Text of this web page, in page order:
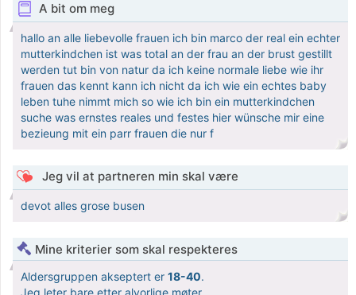
A bit om meg
hallo an alle liebevolle frauen ich bin marco der real ein echter
mutterkindchen ist was total an der frau an der brust gestillt
werden tut bin von natur da ich keine normale liebe wie ihr
frauen das kennt kann ich nicht da ich wie ein echtes baby
leben tuhe nimmt mich so wie ich bin ein mutterkindchen
suche was ernstes reales und festes hier wünsche mir eine
bezieung mit ein parr frauen die nur f
Jeg vil at partneren min skal være
devot alles grose busen
Mine kriterier som skal respekteres
Aldersgruppen akseptert er 18-40.